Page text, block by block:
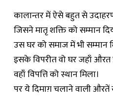
कालान्तर में ऐसे बहुत से
जिसने मातृ शक्ति को सम्मान
उस घर को समाज में भी सम्मान
इसके विपरीत वो घर जहाँ औरत
वहाँ विपत्ति को स्थान मिला।
पर ये दिमाग़ चलाने वाली औरतें